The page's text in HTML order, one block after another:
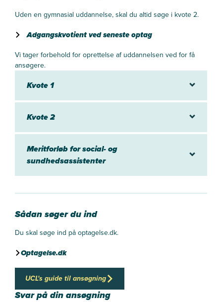
Uden en gymnasial uddannelse, skal du altid søge i kvote 2.
Adgangskvotient ved seneste optag
Vi tager forbehold for oprettelse af uddannelsen ved for få
ansøgere.
Kvote 1
Kvote 2
Meritforløb for social- og
sundhedsassistenter
Sådan søger du ind
Du skal søge ind på optagelse.dk.
Optagelse.dk
UCL's guide til ansøgning
Svar på din ansøgning